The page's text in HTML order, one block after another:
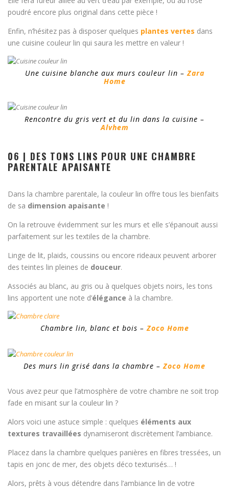
poudré encore plus original dans cette pièce !
Enfin, n’hésitez pas à disposer quelques plantes vertes dans
une cuisine couleur lin qui saura les mettre en valeur !
Une cuisine blanche aux murs couleur lin –Zara
Home
Rencontre du gris vert et du lin dans la cuisine –
Alvhem
06 | DES TONS LINS POUR UNE CHAMBRE
PARENTALE APAISANTE
Dans la chambre parentale, la couleur lin offre tous les bienfaits
de sa dimension apaisante !
On la retrouve évidemment sur les murs et elle s’épanouit aussi
parfaitement sur les textiles de la chambre.
Linge de lit, plaids, coussins ou encore rideaux peuvent arborer
des teintes lin pleines de douceur.
Associés au blanc, au gris ou à quelques objets noirs, les tons
lins apportent une note d’élégance à la chambre.
Chambre lin, blanc et bois –Zoco Home
Des murs lin grisé dans la chambre –Zoco Home
Vous avez peur que l’atmosphère de votre chambre ne soit trop
fade en misant sur la couleur lin ?
Alors voici une astuce simple : quelques éléments aux
textures travaillées dynamiseront discrètement l’ambiance.
Placez dans la chambre quelques panières en fibres tressées, un
tapis en jonc de mer, des objets déco texturisés… !
Alors, prêts à vous détendre dans l’ambiance lin de votre